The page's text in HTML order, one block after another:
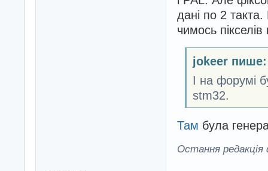
дані по 2
чимось
jokeer пише:
І на форумі
stm32.
Там була
Остання редакція